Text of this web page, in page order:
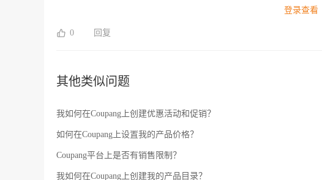
铺信息以及商品信息，并上传相关证明材料（例如公司注册证明）。
为您提供全方位的跨境电商服务，包括平台入驻、店铺营运等方面的
登录查看
0 回复
其他类似问题
我如何在Coupang上创建优惠活动和促销？
如何在Coupang上设置我的产品价格？
Coupang平台上是否有销售限制？
我如何在Coupang上创建我的产品目录？